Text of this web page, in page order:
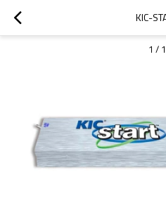
KIC-
1 / 1